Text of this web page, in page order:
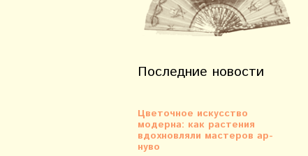
Последние новости
Цветочное искусство
модерна: как растения
вдохновляли мастеров ар-
нуво